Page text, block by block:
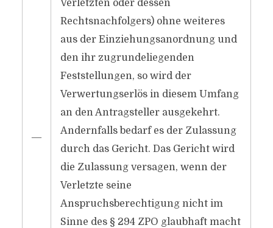
―
Verletzten oder dessen
Rechtsnachfolgers) ohne weiteres
aus der Einziehungsanordnung und
den ihr zugrundeliegenden
Feststellungen, so wird der
Verwertungserlös in diesem Umfang
an den Antragsteller ausgekehrt.
Andernfalls bedarf es der Zulassung
durch das Gericht. Das Gericht wird
die Zulassung versagen, wenn der
Verletzte seine
Anspruchsberechtigung nicht im
Sinne des § 294 ZPO glaubhaft macht